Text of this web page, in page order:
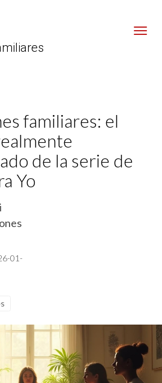
familiares: el
de la serie de
Yo
01-